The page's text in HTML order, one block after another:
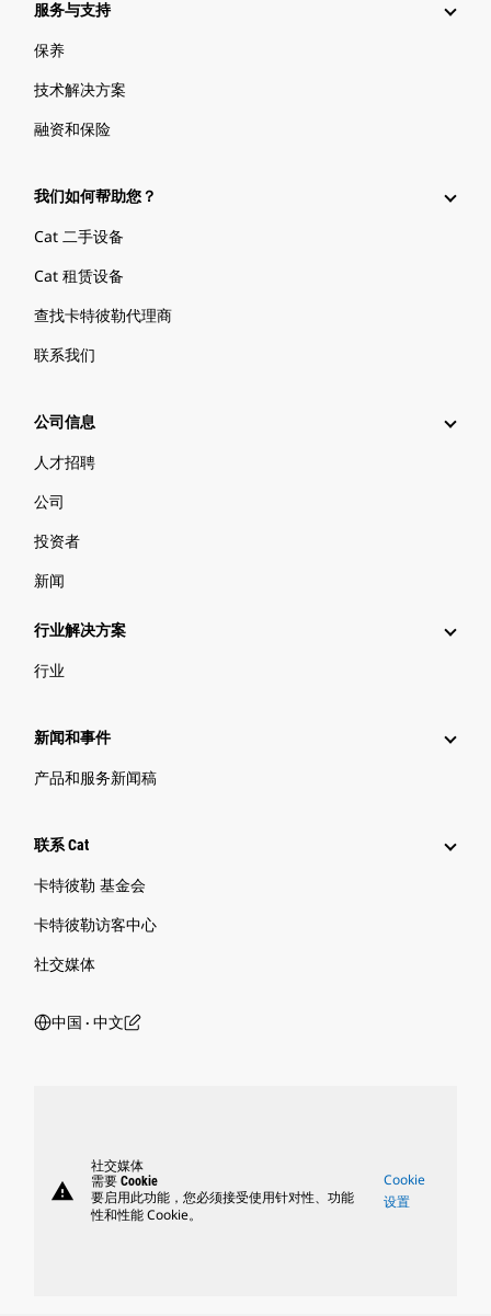
服务与支持
保养
技术解决方案
融资和保险
我们如何帮助您？
Cat 二手设备
Cat 租赁设备
查找卡特彼勒代理商
联系我们
公司信息
人才招聘
公司
投资者
新闻
行业解决方案
行业
新闻和事件
产品和服务新闻稿
联系 Cat
卡特彼勒 基金会
卡特彼勒访客中心
社交媒体
中国 ‧ 中文
warning
社交媒体
需要 Cookie
要启用此功能，您必须接受使用针对性、功能
性和性能 Cookie。
Cookie
设置